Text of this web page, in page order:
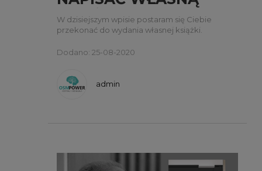
KSIĄŻKĘ?
Dodano: 25-08-2020
W dzisiejszym wpisie postaram się Ciebie
przekonać do wydania własnej książki.
admin